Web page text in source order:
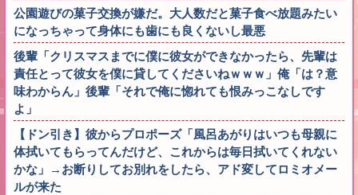
公園遊びの菓子交換が嫌だ。大人数だと菓子食べ放題みたい
になっちゃって身体にも歯にも良くないし最悪
後輩「クリスマスまでに僕に彼女ができなかったら、先輩は
責任とって彼女を僕に貸してくださいねｗｗｗ」俺「は？意
味わからん」後輩「それで俺に惚れても恨みっこなしです
よ」
【ドン引き】彼からプロポーズ「風呂あがりはいつも母親に
体拭いてもらってんだけど、これからは毎日拭いてくれない
かな」→お断りしてお別れをしたら、アド変してロミオメー
ルが来た